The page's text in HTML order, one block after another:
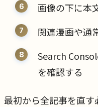
画像の下に本
関連漫画や通
Search
を確認する
最初から全記事を直